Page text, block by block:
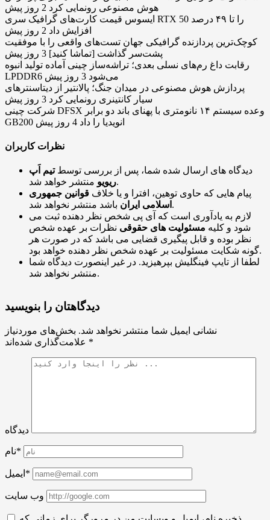
هوش مصنوعی رونمایی کرد 2 روز پیش
ایسوس قیمت کارت‌های گرافیک سری RTX 50 را تا ۴۹ درصد
افزایش داد 2 روز پیش
کوچک‌ترین پردازنده گرافیکی جهان تست‌های واقعی را با موفقیت
پشت‌سر گذاشت [تماشا کنید] 3 روز پیش
رقابت داغ رم‌های نسلی بعدی؛ تراشه‌ساز چینی آماده‌ تولید انبوه
LPDDR6 می‌شود 3 روز پیش
پردازش هوش مصنوعی در میدان جنگ؛ پالانتیر از دیتاسنترهای
سیار کانتینری رونمایی کرد 3 روز پیش
شرکت چینی DFSX وعده سیستم ۱۴ نانومتری با پهنای باند دو برابر
GB200 انویدیا را داد 4 روز پیش
نظرات کاربران
دیدگاه های ارسال شده شما، پس از بررسی توسطتیم اَپ
ریویومنتشر خواهد شد.
پیام هایی که حاوی توهین، افترا و یا خلاف قوانین جمهوری
اسلامی ایران باشد منتشر نخواهد شد.
لازم به یادآوری است که آی پی شخص نظر دهنده ثبت می
شود و کلیه مسئولیت های حقوقی نظرات بر عهده شخص
نظر بوده و قابل پیگیری قضایی می باشد که در صورت هر
گونه شکایت مسئولیت بر عهده شخص نظر دهنده خواهد بود.
لطفا از تایپ فینگلیش بپرهیزید. در غیر اینصورت دیدگاه شما
منتشر نخواهد شد.
دیدگاهتان را بنویسید
نشانی ایمیل شما منتشر نخواهد شد. بخش‌های موردنیاز
*
دیدگاه
نام*
ایمیل*
وب سایت